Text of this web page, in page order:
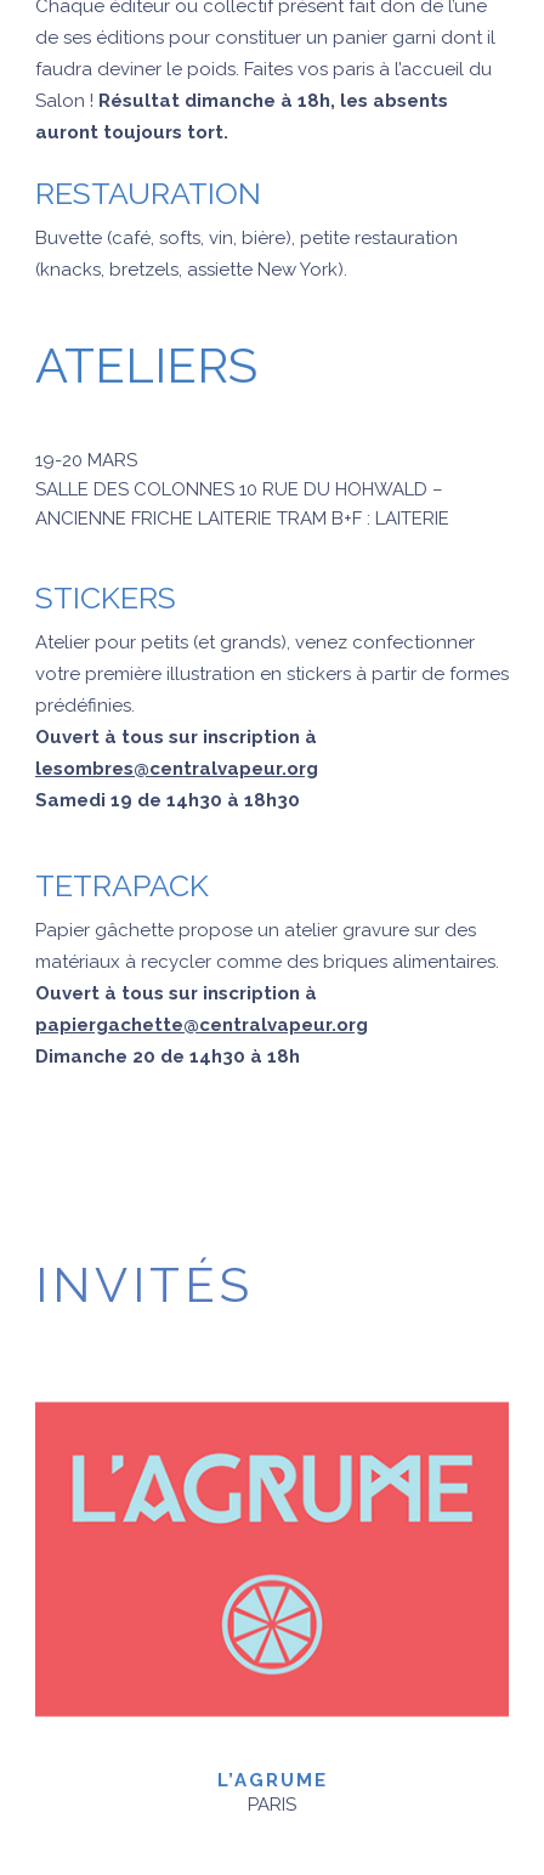
Chaque éditeur ou collectif présent fait don de l’une
de ses éditions pour constituer un panier garni dont il
faudra deviner le poids. Faites vos paris à l’accueil du
Salon ! Résultat dimanche à 18h, les absents
auront toujours tort.
RESTAURATION
Buvette (café, softs, vin, bière), petite restauration
(knacks, bretzels, assiette New York).
ATELIERS
19-20 MARS
SALLE DES COLONNES 10 RUE DU HOHWALD –
ANCIENNE FRICHE LAITERIE TRAM B+F : LAITERIE
STICKERS
Atelier pour petits (et grands), venez confectionner
votre première illustration en stickers à partir de formes
prédéfinies.
Ouvert à tous sur inscription à
lesombres@centralvapeur.org
Samedi 19 de 14h30 à 18h30
TETRAPACK
Papier gâchette propose un atelier gravure sur des
matériaux à recycler comme des briques alimentaires.
Ouvert à tous sur inscription à
papiergachette@centralvapeur.org
Dimanche 20 de 14h30 à 18h
INVITÉS
L’AGRUME
PARIS